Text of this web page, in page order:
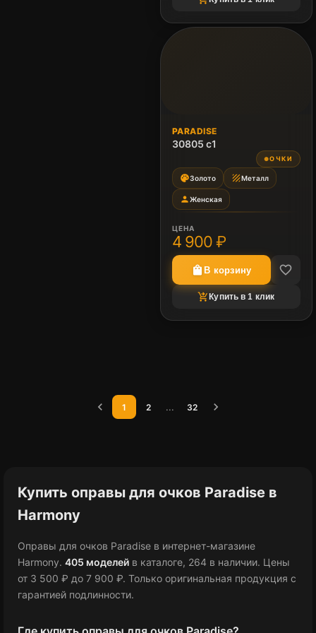
PARADISE
30805 c1
●ОЧКИ
paletteЗолото textureМеталл
personЖенская
ЦЕНА
4 900 ₽
shopping_bagВ корзину favorite_border
shopping_cart_checkoutКупить в 1 клик
chevron_left 1 2 ... 32 chevron_right
Купить оправы для очков Paradise в
Harmony
Оправы для очков Paradise в интернет-магазине
Harmony. 405 моделей в каталоге, 264 в наличии. Цены
от 3 500 ₽ до 7 900 ₽. Только оригинальная продукция с
гарантией подлинности.